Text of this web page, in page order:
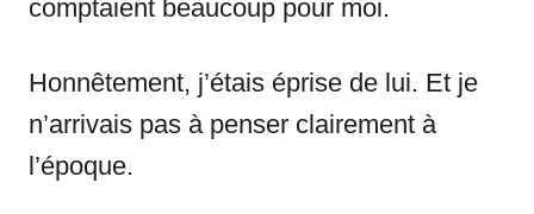
comptaient beaucoup pour moi.
Honnêtement, j’étais éprise de lui. Et je
n’arrivais pas à penser clairement à
l’époque.